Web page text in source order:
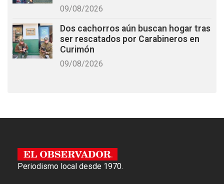
09/08/2026
Dos cachorros aún buscan hogar tras
ser rescatados por Carabineros en
Curimón
09/08/2026
Periodismo local desde 1970.